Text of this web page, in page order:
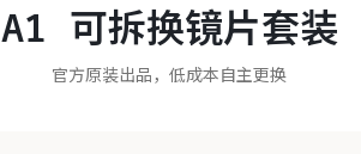
A1 可拆换镜片套装
官方原装出品，低成本自主更换